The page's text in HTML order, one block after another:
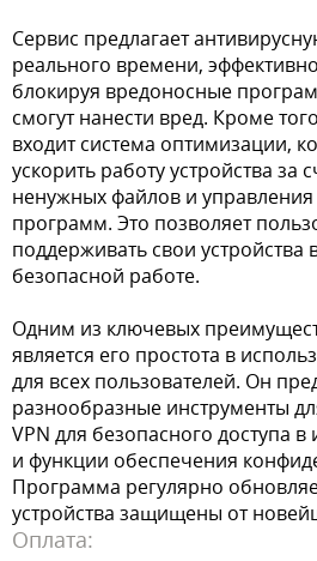
Сервис предлагает
реального времени,
блокируя вредоносные
смогут нанести вред. Кроме
входит система оптимизации,
ускорить работу устройства за
ненужных файлов и управления
программ. Это позволяет
поддерживать свои устройства
безопасной работе.
Одним из ключевых
является его простота в
для всех пользователей. Он
разнообразные инструменты
VPN для безопасного доступа в
и функции обеспечения
Программа регулярно
устройства защищены от
Оплата: